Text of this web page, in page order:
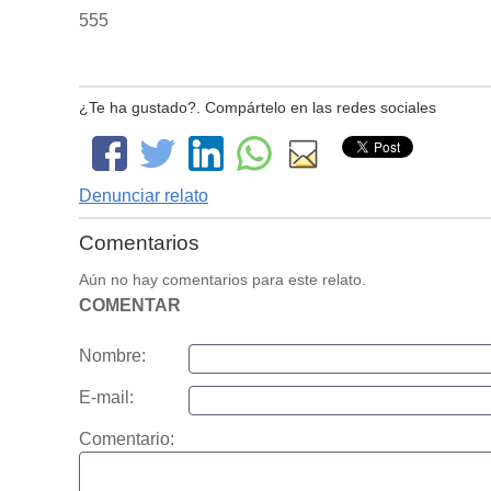
555
¿Te ha gustado?. Compártelo en las redes sociales
Denunciar relato
Comentarios
Aún no hay comentarios para este relato.
COMENTAR
Nombre:
E-mail:
Comentario: